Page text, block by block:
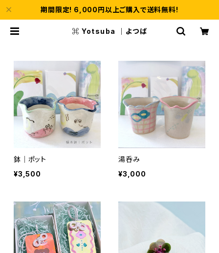
期間限定! 6,000円以上ご購入で送料無料!
⌘ Yotsuba ｜よつば
鉢｜ポット
¥3,500
湯呑み
¥3,000